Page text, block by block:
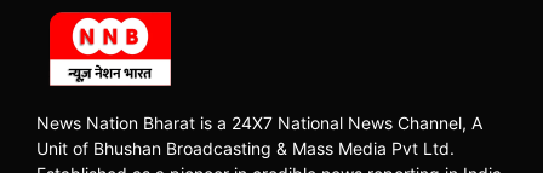
News Nation Bharat is a 24X7 National News Channel, A
Unit of Bhushan Broadcasting & Mass Media Pvt Ltd.